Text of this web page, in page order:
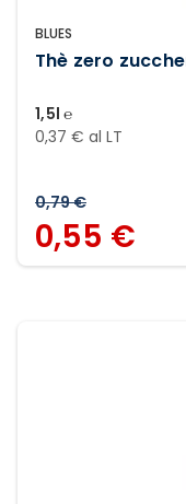
BLUES
Thè zero
1,5l ℮
0,37 € al LT
0,79 €
0,55 €